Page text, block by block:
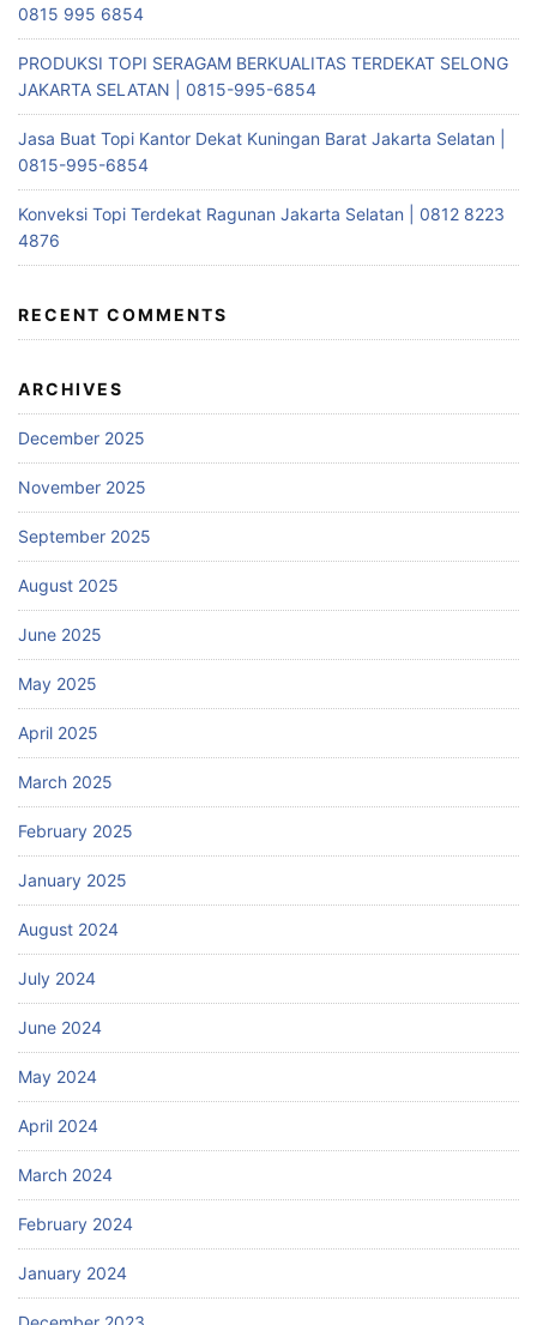
0815 995 6854
PRODUKSI TOPI SERAGAM BERKUALITAS TERDEKAT SELONG
JAKARTA SELATAN | 0815-995-6854
Jasa Buat Topi Kantor Dekat Kuningan Barat Jakarta Selatan |
0815-995-6854
Konveksi Topi Terdekat Ragunan Jakarta Selatan | 0812 8223
4876
RECENT COMMENTS
ARCHIVES
December 2025
November 2025
September 2025
August 2025
June 2025
May 2025
April 2025
March 2025
February 2025
January 2025
August 2024
July 2024
June 2024
May 2024
April 2024
March 2024
February 2024
January 2024